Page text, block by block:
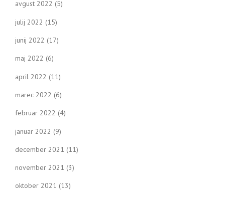
avgust 2022 (5)
julij 2022 (15)
junij 2022 (17)
maj 2022 (6)
april 2022 (11)
marec 2022 (6)
februar 2022 (4)
januar 2022 (9)
december 2021 (11)
november 2021 (3)
oktober 2021 (13)